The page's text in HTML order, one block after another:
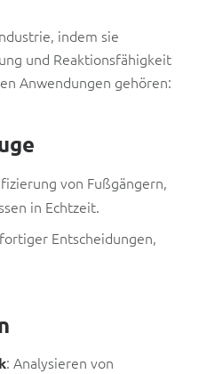
indem sie
und Reaktionsfähigkeit
Anwendungen gehören:
von Fußgängern,
in Echtzeit.
Entscheidungen,
: Analysieren von